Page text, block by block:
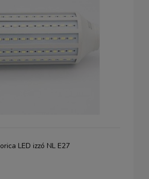
LED izzó NL E27